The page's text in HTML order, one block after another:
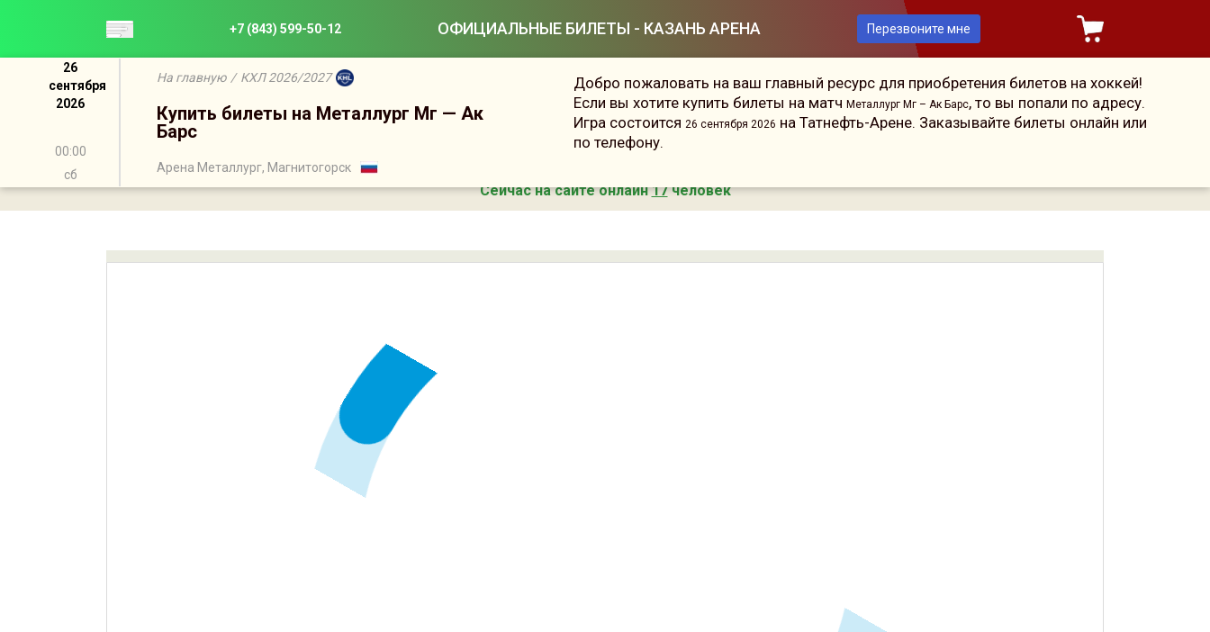
+7 (843) 599-50-12 ОФИЦИАЛЬНЫЕ БИЛЕТЫ - КАЗАНЬ АРЕНА Перезвоните мне
26
сентября
2026
00:00
сб
На главную / КХЛ 2026/2027
Купить билеты на Металлург Мг — Ак
Барс
Арена Металлург, Магнитогорск
Добро пожаловать на ваш главный ресурс для приобретения билетов на хоккей!
Если вы хотите купить билеты на матч Металлург Мг – Ак Барс, то вы попали по адресу.
Игра состоится 26 сентября 2026 на Татнефть-Арене. Заказывайте билеты онлайн или
по телефону.
Сейчас на сайте онлайн17человек